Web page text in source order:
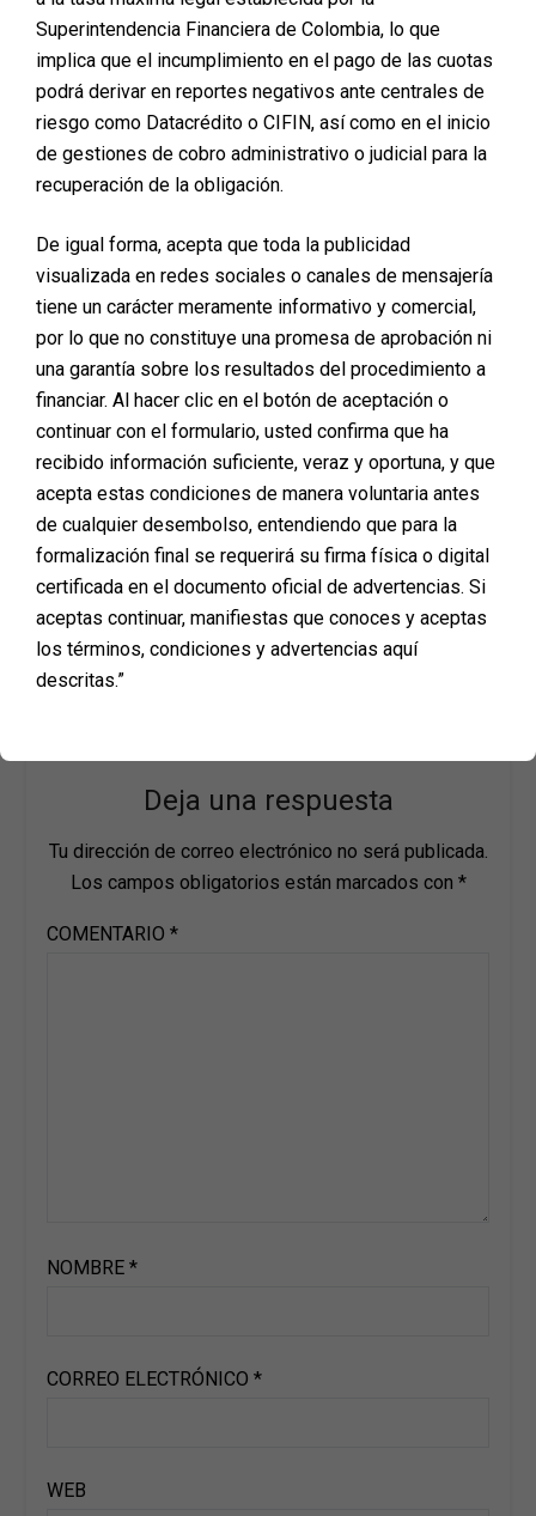
Deja una respuesta
Tu dirección de correo electrónico no será publicada.
Los campos obligatorios están marcados con *
COMENTARIO *
NOMBRE *
CORREO ELECTRÓNICO *
WEB
Superintendencia Financiera de Colombia, lo que
implica que el incumplimiento en el pago de las cuotas
podrá derivar en reportes negativos ante centrales de
riesgo como Datacrédito o CIFIN, así como en el inicio
de gestiones de cobro administrativo o judicial para la
recuperación de la obligación.
De igual forma, acepta que toda la publicidad
visualizada en redes sociales o canales de mensajería
tiene un carácter meramente informativo y comercial,
por lo que no constituye una promesa de aprobación ni
una garantía sobre los resultados del procedimiento a
financiar. Al hacer clic en el botón de aceptación o
continuar con el formulario, usted confirma que ha
recibido información suficiente, veraz y oportuna, y que
acepta estas condiciones de manera voluntaria antes
de cualquier desembolso, entendiendo que para la
formalización final se requerirá su firma física o digital
certificada en el documento oficial de advertencias. Si
aceptas continuar, manifiestas que conoces y aceptas
los términos, condiciones y advertencias aquí
descritas.”